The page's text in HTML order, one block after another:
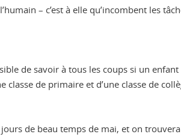
– c’est à elle qu’incombent les
de savoir à tous les coups si un enfant
classe de primaire et d’une classe de
de beau temps de mai, et on